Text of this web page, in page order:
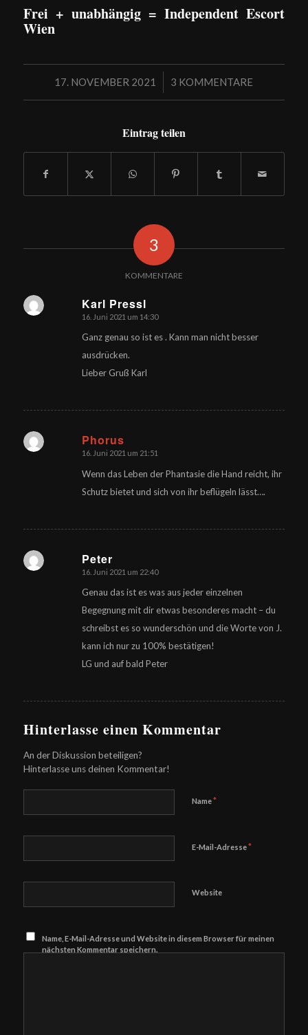
Frei + unabhängig = Independent Escort
Wien
17. NOVEMBER 2021
/ 3 KOMMENTARE
Eintrag teilen
3
KOMMENTARE
Karl Pressl
sagte:
16. Juni 2021 um 14:30
Ganz genau so ist es . Kann man nicht besser
ausdrücken.
Lieber Gruß Karl
Phorus
sagte:
16. Juni 2021 um 21:51
Wenn das Leben der Phantasie die Hand reicht, ihr
Schutz bietet und sich von ihr beflügeln lässt….
Peter
sagte:
16. Juni 2021 um 22:40
Genau das ist es was aus jeder einzelnen
Begegnung mit dir etwas besonderes macht – du
schreibst es so wunderschön und die Worte von J.
kann ich nur zu 100% bestätigen!
LG und auf bald Peter
Hinterlasse einen Kommentar
An der Diskussion beteiligen?
Hinterlasse uns deinen Kommentar!
Name*
E-Mail-Adresse*
Website
Name, E-Mail-Adresse und Website in diesem Browser für meinen
nächsten Kommentar speichern.